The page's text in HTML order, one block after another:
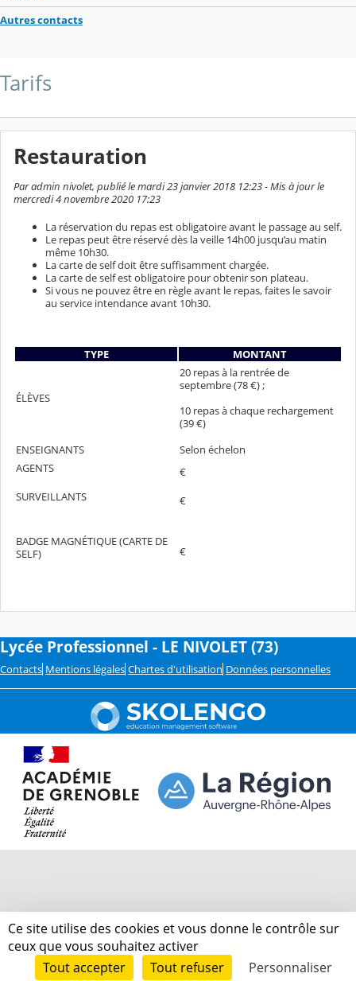
Autres contacts
Tarifs
Restauration
Par admin nivolet, publié le mardi 23 janvier 2018 12:23 - Mis à jour le
mercredi 4 novembre 2020 17:23
La réservation du repas est obligatoire avant le passage au self.
Le repas peut être réservé dès la veille 14h00 jusqu’au matin
même 10h30.
La carte de self doit être suffisamment chargée.
La carte de self est obligatoire pour obtenir son plateau.
Si vous ne pouvez être en règle avant le repas, faites le savoir
au service intendance avant 10h30.
TYPE MONTANT
ÉLÈVES
20 repas à la rentrée de
septembre (78 €) ;
10 repas à chaque rechargement
(39 €)
ENSEIGNANTS
Selon échelon
AGENTS
€
SURVEILLANTS
€
BADGE MAGNÉTIQUE (CARTE DE
SELF)
€
Lycée Professionnel - LE NIVOLET (73)
Contacts Mentions légales Chartes d'utilisation Données personnelles
Ce site utilise des cookies et vous donne le contrôle sur
ceux que vous souhaitez activer
Tout accepter
Tout refuser Personnaliser